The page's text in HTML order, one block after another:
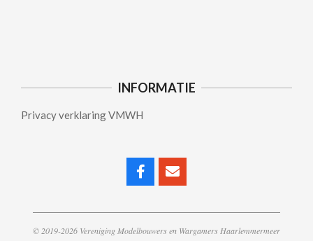
INFORMATIE
Privacy verklaring VMWH
© 2019-2026 Vereniging Modelbouwers en Wargamers Haarlemmermeer